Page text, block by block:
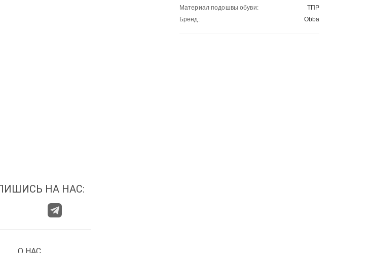
Материал подошвы обуви:
ТПР
Бренд:
Obba
НА НАС: